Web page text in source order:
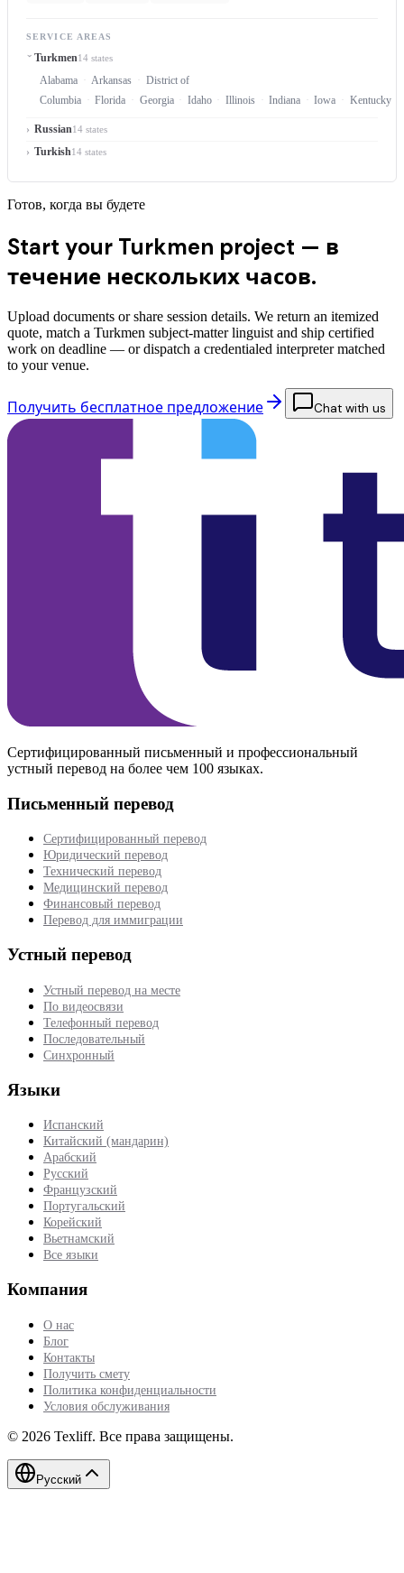
SERVICE AREAS
Turkmen14 states
Alabama Arkansas
District of
Columbia
Florida Georgia Idaho Illinois Indiana Iowa Kentucky
Russian14 states
Turkish14 states
Готов, когда вы будете
Start your Turkmen project — в
течение нескольких часов.
Upload documents or share session details. We return an itemized
quote, match a Turkmen subject-matter linguist and ship certified
work on deadline — or dispatch a credentialed interpreter matched
to your venue.
Получить бесплатное предложение Chat with us
Сертифицированный письменный и профессиональный
устный перевод на более чем 100 языках.
Письменный перевод
Сертифицированный перевод
Юридический перевод
Технический перевод
Медицинский перевод
Финансовый перевод
Перевод для иммиграции
Устный перевод
Устный перевод на месте
По видеосвязи
Телефонный перевод
Последовательный
Синхронный
Языки
Испанский
Китайский (мандарин)
Арабский
Русский
Французский
Португальский
Корейский
Вьетнамский
Все языки
Компания
О нас
Блог
Контакты
Получить смету
Политика конфиденциальности
Условия обслуживания
© 2026 Texliff. Все права защищены.
Русский